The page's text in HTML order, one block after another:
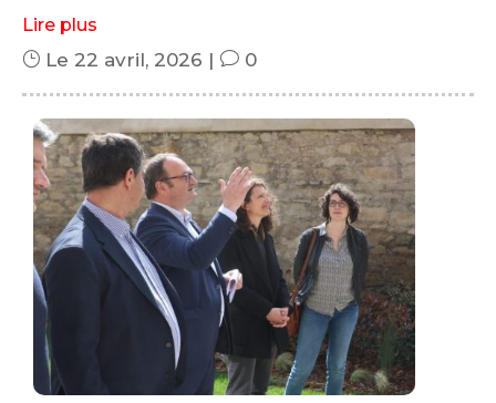
Lire plus
} Le 22 avril, 2026 | v 0